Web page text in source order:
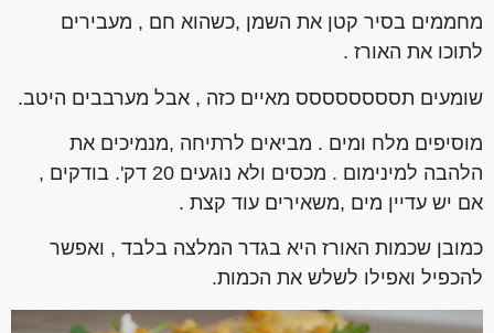
מחממים בסיר קטן את השמן ,כשהוא חם , מעבירים
לתוכו את האורז .
שומעים תסססססססס מאיים כזה , אבל מערבבים היטב.
מוסיפים מלח ומים . מביאים לרתיחה ,מנמיכים את
הלהבה למינימום . מכסים ולא נוגעים 20 דק'. בודקים ,
אם יש עדיין מים ,משאירים עוד קצת .
כמובן שכמות האורז היא בגדר המלצה בלבד , ואפשר
להכפיל ואפילו לשלש את הכמות.